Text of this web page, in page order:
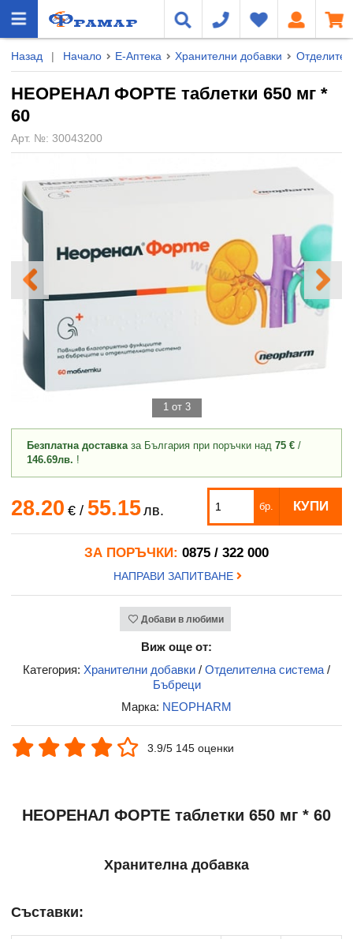
Назад | Начало Е-Аптека Хранителни добавки
НЕОРЕНАЛ ФОРТЕ таблетки 650 мг *
60
Арт. №: 30043200
1 от 3
Безплатна доставказа България при поръчки над 75 € /
146.69лв. !
28.20 €/ 55.15лв. бр. КУПИ
ЗА ПОРЪЧКИ: 0875 / 322 000
НАПРАВИ ЗАПИТВАНЕ
Добави в любими
Виж още от:
Категория: Хранителни добавки / Отделителна система /
Бъбреци
Марка: NEOPHARM
3.9/5 145 оценки
НЕОРЕНАЛ ФОРТЕ таблетки 650 мг * 60
Хранителна добавка
Съставки: